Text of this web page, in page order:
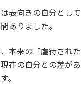
表向きの自分とし
ありました。
本来の「虐待され
在の自分との差が
。